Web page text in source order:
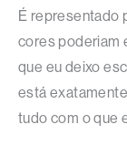
É representado
cores poderiam
que eu deixo
está
tudo com o que